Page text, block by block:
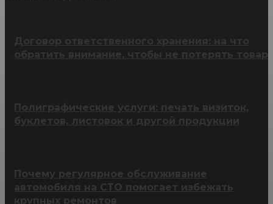
обратить внимание, чтобы не потерять товар
Полиграфические услуги: печать визиток,
буклетов, листовок и другой продукции
Почему регулярное обслуживание
автомобиля на СТО помогает избежать
крупных ремонтов